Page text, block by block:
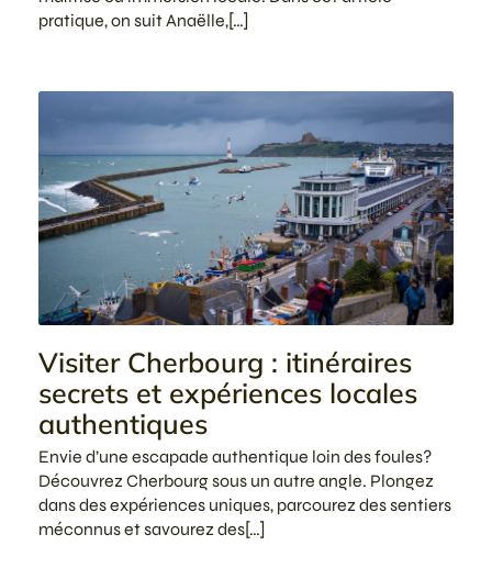
pratique, on suit Anaëlle,[…]
Visiter Cherbourg : itinéraires
secrets et expériences locales
authentiques
Envie d’une escapade authentique loin des foules?
Découvrez Cherbourg sous un autre angle. Plongez
dans des expériences uniques, parcourez des sentiers
méconnus et savourez des[…]